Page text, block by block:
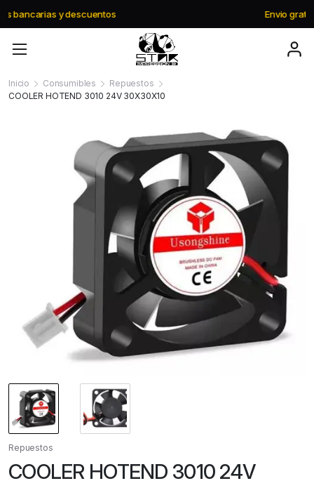
Envio gratis a partir de $195.000
Inicio Consumibles
Repuestos
COOLER HOTEND 3010 24V 30X30X10
Repuestos
COOLER HOTEND 3010 24V